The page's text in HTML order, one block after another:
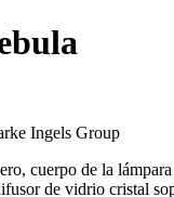
Ingels Group
cuerpo de la
de vidrio cristal